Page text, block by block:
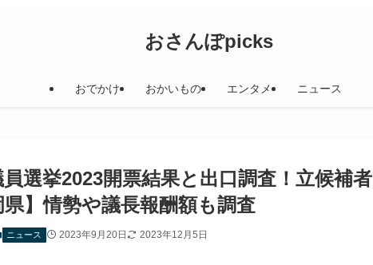
おさんぽpicks
おでかけ おかいもの エンタメ ニュース
員選挙2023開票結果と出口調査！立候補者
】情勢や議長報酬額も調査
ニュース 2023年9月20日 2023年12月5日